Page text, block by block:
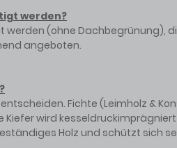
werden?
(ohne Dachbegrünung),
angeboten.
Fichte (Leimholz &
wird
Holz und schützt sich